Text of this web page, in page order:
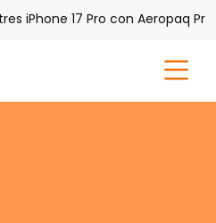
iPhone 17 Pro con Aeropaq Prime